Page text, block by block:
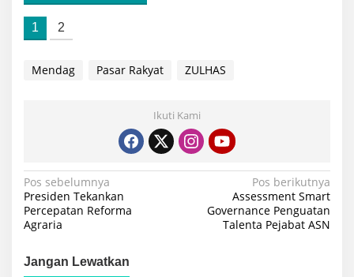
1 2
Mendag Pasar Rakyat ZULHAS
Ikuti Kami
Navigasi
pos
Pos sebelumnya
Presiden Tekankan
Percepatan Reforma
Agraria
Pos berikutnya
Assessment Smart
Governance Penguatan
Talenta Pejabat ASN
Jangan Lewatkan